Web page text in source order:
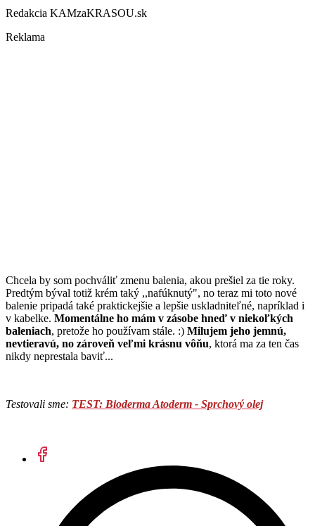
Redakcia KAMzaKRASOU.sk
Reklama
Chcela by som pochváliť zmenu balenia, akou prešiel za tie roky.
Predtým býval totiž krém taký ,,nafúknutý", no teraz mi toto nové
balenie pripadá také praktickejšie a lepšie uskladniteľné, napríklad i
v kabelke. Momentálne ho mám v zásobe hneď v niekoľkých
baleniach, pretože ho používam stále. :) Milujem jeho jemnú,
nevtieravú, no zároveň veľmi krásnu vôňu, ktorá ma za ten čas
nikdy neprestala baviť...
Testovali sme: TEST: Bioderma Atoderm - Sprchový olej